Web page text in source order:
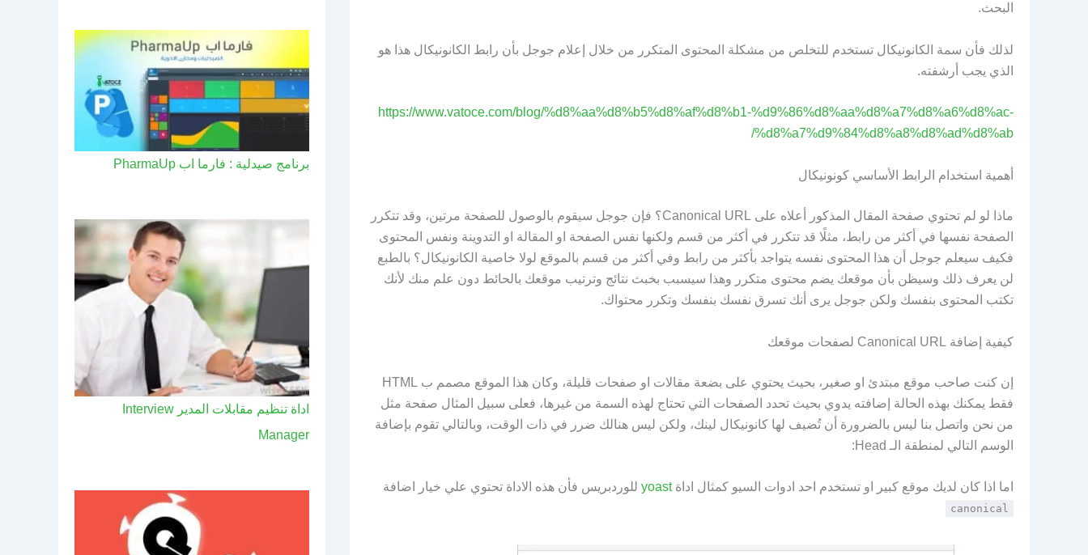
البحث.
لذلك فأن سمة الكانونيكال تستخدم للتخلص من مشكلة المحتوى المتكرر من خلال إعلام جوجل بأن رابط الكانونيكال هذا هو
الذي يجب أرشفته.
https://www.vatoce.com/blog/%d8%aa%d8%b5%d8%af%d8%b1-%d9%86%d8%aa%d8%a7%d8%a6%d8%ac-
%d8%a7%d9%84%d8%a8%d8%ad%d8%ab/
أهمية استخدام الرابط الأساسي كونونيكال
ماذا لو لم تحتوي صفحة المقال المذكور أعلاه على Canonical URL؟ فإن جوجل سيقوم بالوصول للصفحة مرتين، وقد تتكرر
الصفحة نفسها في أكثر من رابط، مثلًا قد تتكرر في أكثر من قسم ولكنها نفس الصفحة او المقالة او التدوينة ونفس المحتوى
فكيف سيعلم جوجل أن هذا المحتوى نفسه يتواجد بأكثر من رابط وفي أكثر من قسم بالموقع لولا خاصية الكانونيكال؟ بالطبع
لن يعرف ذلك وسيظن بأن موقعك يضم محتوى متكرر وهذا سيسبب بخبث نتائج وترتيب موقعك بالحائط دون علم منك لأنك
تكتب المحتوى بنفسك ولكن جوجل يرى أنك تسرق نفسك بنفسك وتكرر محتواك.
كيفية إضافة Canonical URL لصفحات موقعك
إن كنت صاحب موقع مبتدئ او صغير، بحيث يحتوي على بضعة مقالات او صفحات قليلة، وكان هذا الموقع مصمم ب HTML
فقط يمكنك بهذه الحالة إضافته يدوي بحيث تحدد الصفحات التي تحتاج لهذه السمة من غيرها، فعلى سبيل المثال صفحة مثل
من نحن واتصل بنا ليس بالضرورة أن تُضيف لها كانونيكال لينك، ولكن ليس هنالك ضرر في ذات الوقت، وبالتالي تقوم بإضافة
الوسم التالي لمنطقة الـ Head:
اما اذا كان لديك موقع كبير او تستخدم احد ادوات السيو كمثال اداةyoast للوردبريس فأن هذه الاداة تحتوي علي خيار اضافة
canonical
برنامج صيدلية : فارما اب PharmaUp​
اداة تنظيم مقابلات المدير Interview
Manager